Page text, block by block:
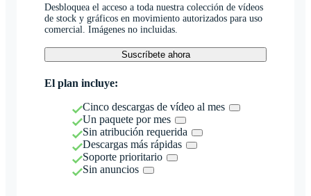
Desbloquea el acceso a toda nuestra colección de vídeos
de stock y gráficos en movimiento autorizados para uso
comercial. Imágenes no incluidas.
Suscríbete ahora
El plan incluye:
Cinco descargas de vídeo al mes
Un paquete por mes
Sin atribución requerida
Descargas más rápidas
Soporte prioritario
Sin anuncios